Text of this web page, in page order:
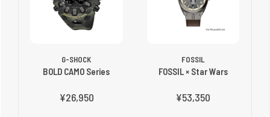
G-SHOCK
BOLD CAMO Series
¥26,950
FOSSIL
FOSSIL × Star Wars
¥53,350